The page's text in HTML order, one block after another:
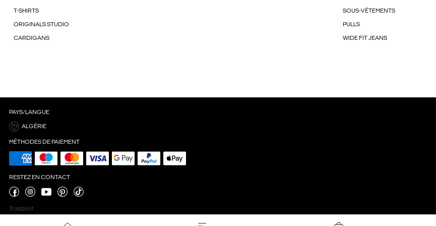
T-SHIRTS SOUS-VÊTEMENTS
ORIGINALS STUDIO PULLS
CARDIGANS WIDE FIT JEANS
PAYS/LANGUE
ALGÉRIE
MÉTHODES DE PAIEMENT
RESTEZ EN CONTACT
Trustpilot